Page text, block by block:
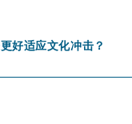
好适应文化冲击？